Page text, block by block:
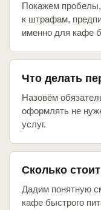
Покажем пробелы,
к штрафам,
именно для кафе
Что делать
Назовём
оформлять не
услуг.
Сколько стоит
Дадим понятную
кафе быстрого